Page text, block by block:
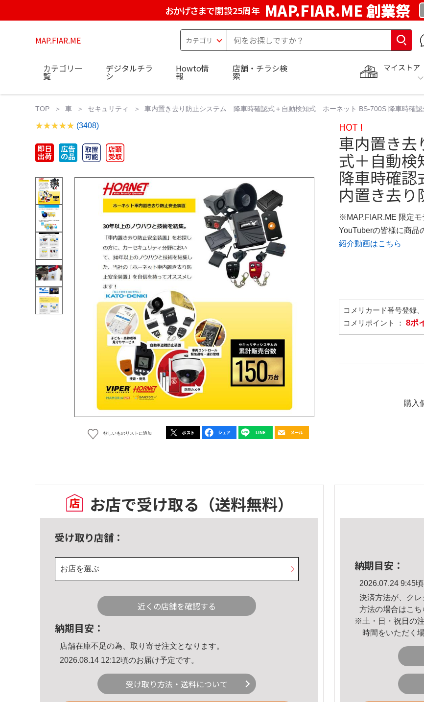
おかげさまで開設25周年 MAP.FIAR.ME 創業祭
MAP.FIAR.ME
マイストア
カテゴリ一
覧
デジタルチラ
シ
Howto情
報
店舗・チラシ検
索
TOP 車 セキュリティ 車内置き去り防止システム 降車時確認式＋自動検知式 ホーネット BS-700S 降車時確認
(3408)
欲しいものリストに追加
HOT !
車内置き
式＋自動
降車時確認
内置き去り
※MAP.FIAR.ME 限定モ
YouTuberの皆様に商品
紹介動画はこちら
コメリカード番号登録
コメリポイント ： 8ポ
購入
お店で受け取る （送料無料）
受け取り店舗：
お店を選ぶ
近くの店舗を確認する
納期目安：
店舗在庫不足の為、取り寄せ注文となります。
2026.08.14 12:12頃のお届け予定です。
受け取り方法・送料について
納期目安：
2026.07.24 9:45
決済方法が、ク
方法の場合はこち
※土・日・祝日の
時間をいただく